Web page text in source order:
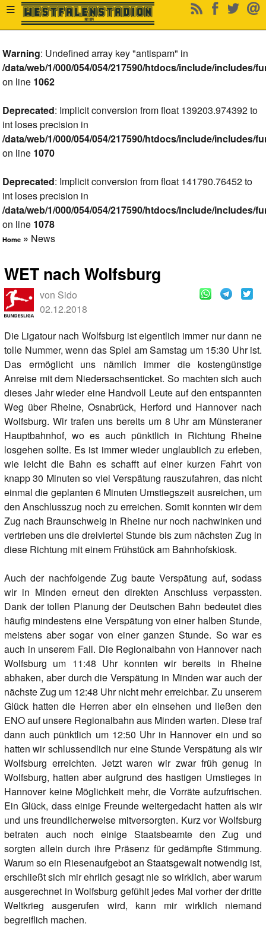
≡
Warning: Undefined array key "antispam" in
/data/web/1/000/054/054/217590/htdocs/include/includes/
on line 1062
Deprecated: Implicit conversion from float 139203.974392 to
int loses precision in
/data/web/1/000/054/054/217590/htdocs/include/includes/
on line 1070
Deprecated: Implicit conversion from float 141790.76452 to
int loses precision in
/data/web/1/000/054/054/217590/htdocs/include/includes/
on line 1078
Home » News
WET nach Wolfsburg
von Sido
02.12.2018
Die Ligatour nach Wolfsburg ist eigentlich immer nur dann ne
tolle Nummer, wenn das Spiel am Samstag um 15:30 Uhr ist.
Das ermöglicht uns nämlich immer die kostengünstige
Anreise mit dem Niedersachsenticket. So machten sich auch
dieses Jahr wieder eine Handvoll Leute auf den entspannten
Weg über Rheine, Osnabrück, Herford und Hannover nach
Wolfsburg. Wir trafen uns bereits um 8 Uhr am Münsteraner
Hauptbahnhof, wo es auch pünktlich in Richtung Rheine
losgehen sollte. Es ist immer wieder unglaublich zu erleben,
wie leicht die Bahn es schafft auf einer kurzen Fahrt von
knapp 30 Minuten so viel Verspätung rauszufahren, das nicht
einmal die geplanten 6 Minuten Umstiegszeit ausreichen, um
den Anschlusszug noch zu erreichen. Somit konnten wir dem
Zug nach Braunschweig in Rheine nur noch nachwinken und
vertrieben uns die dreiviertel Stunde bis zum nächsten Zug in
diese Richtung mit einem Frühstück am Bahnhofskiosk.
Auch der nachfolgende Zug baute Verspätung auf, sodass
wir in Minden erneut den direkten Anschluss verpassten.
Dank der tollen Planung der Deutschen Bahn bedeutet dies
häufig mindestens eine Verspätung von einer halben Stunde,
meistens aber sogar von einer ganzen Stunde. So war es
auch in unserem Fall. Die Regionalbahn von Hannover nach
Wolfsburg um 11:48 Uhr konnten wir bereits in Rheine
abhaken, aber durch die Verspätung in Minden war auch der
nächste Zug um 12:48 Uhr nicht mehr erreichbar. Zu unserem
Glück hatten die Herren aber ein einsehen und ließen den
ENO auf unsere Regionalbahn aus Minden warten. Diese traf
dann auch pünktlich um 12:50 Uhr in Hannover ein und so
hatten wir schlussendlich nur eine Stunde Verspätung als wir
Wolfsburg erreichten. Jetzt waren wir zwar früh genug in
Wolfsburg, hatten aber aufgrund des hastigen Umstieges in
Hannover keine Möglichkeit mehr, die Vorräte aufzufrischen.
Ein Glück, dass einige Freunde weitergedacht hatten als wir
und uns freundlicherweise mitversorgten. Kurz vor Wolfsburg
betraten auch noch einige Staatsbeamte den Zug und
sorgten allein durch ihre Präsenz für gedämpfte Stimmung.
Warum so ein Riesenaufgebot an Staatsgewalt notwendig ist,
erschließt sich mir ehrlich gesagt nie so wirklich, aber warum
ausgerechnet in Wolfsburg gefühlt jedes Mal vorher der dritte
Weltkrieg ausgerufen wird, kann mir wirklich niemand
begreiflich machen.